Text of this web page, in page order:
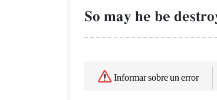
So may he be
Informar sobre un error